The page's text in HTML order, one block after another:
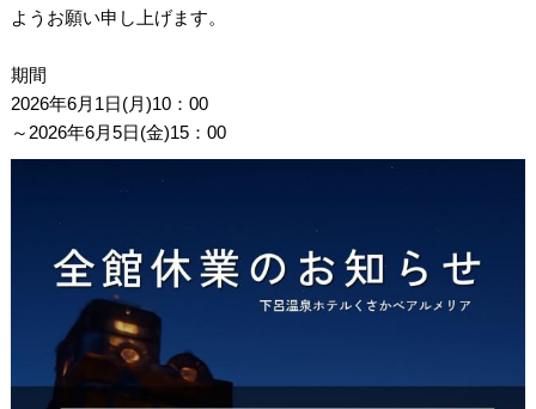
ようお願い申し上げます。
期間
2026年6月1日(月)10：00
～2026年6月5日(金)15：00